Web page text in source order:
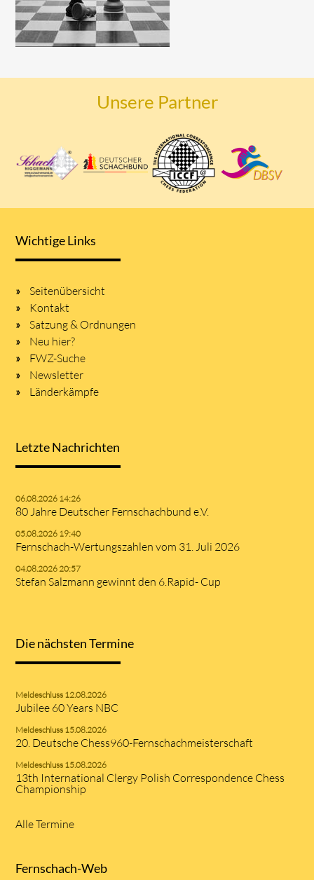
Unsere Partner
Wichtige Links
Seitenübersicht
Kontakt
Satzung & Ordnungen
Neu hier?
FWZ-Suche
Newsletter
Länderkämpfe
Letzte Nachrichten
06.08.2026 14:26
80 Jahre Deutscher Fernschachbund e.V.
05.08.2026 19:40
Fernschach-Wertungszahlen vom 31. Juli 2026
04.08.2026 20:57
Stefan Salzmann gewinnt den 6.Rapid- Cup
Die nächsten Termine
Meldeschluss 12.08.2026
Jubilee 60 Years NBC
Meldeschluss 15.08.2026
20. Deutsche Chess960-Fernschachmeisterschaft
Meldeschluss 15.08.2026
13th International Clergy Polish Correspondence Chess
Championship
Alle Termine
Fernschach-Web